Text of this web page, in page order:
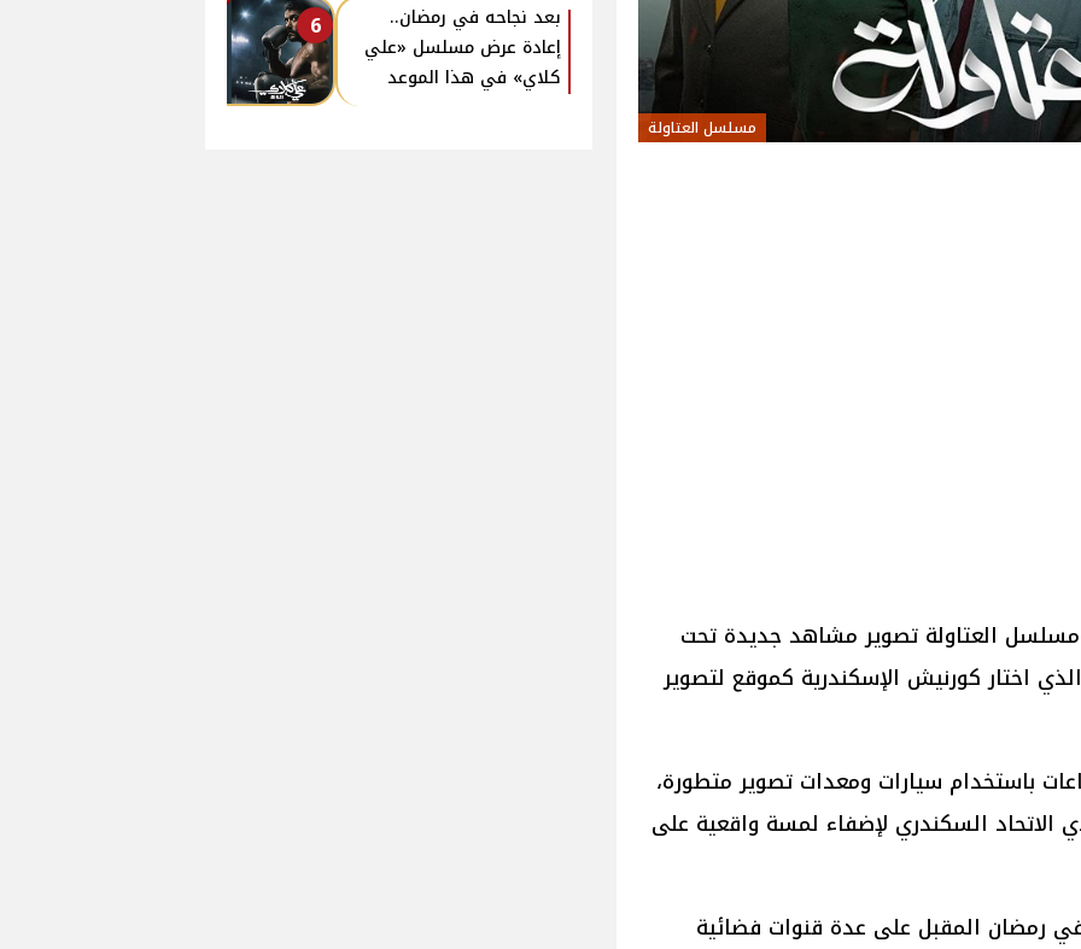
مسلسل العتاولة
العتاولة تصوير مشاهد جديدة تحت
اختار كورنيش الإسكندرية كموقع لتصوير
باستخدام سيارات ومعدات تصوير متطورة،
الاتحاد السكندري لإضفاء لمسة واقعية على
رمضان المقبل على عدة قنوات فضائية
6
بعد نجاحه في رمضان..
إعادة عرض مسلسل «علي
كلاي» في هذا الموعد